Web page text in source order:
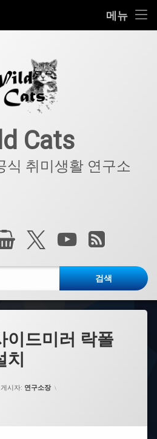
메뉴
Cats
식 취미생활 연구소
타그램
상점 X.comYouTube
RSS
이드미러 락폴
치
게시자: 연구소장